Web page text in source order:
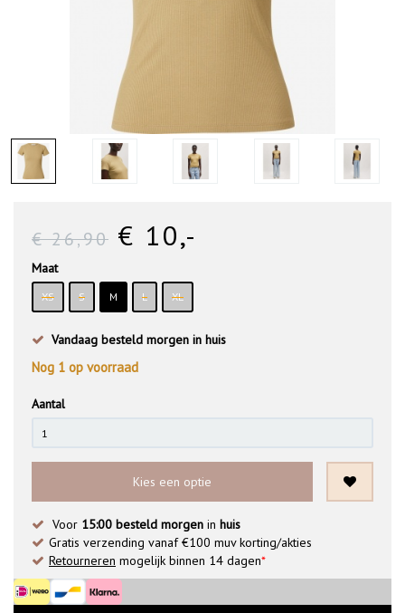
€ 26,90 € 10,-
Maat
XS S M L XL
Vandaag besteld morgen in huis
Nog 1 op voorraad
Aantal
Kies een optie
Voor 15:00 besteld morgen in huis
Gratis verzending vanaf €100 muv korting/akties
Retourneren mogelijk binnen 14 dagen*